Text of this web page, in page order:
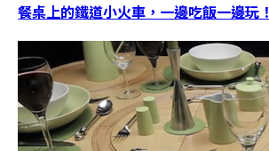
餐桌上的鐵道小火車，一邊吃飯一邊玩！